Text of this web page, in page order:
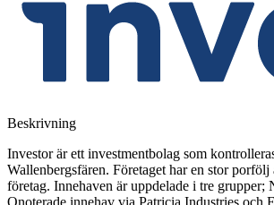
Beskrivning
Investor är ett investmentbolag som
Wallenbergsfären. Företaget har en stor porfölj
företag. Innehaven är uppdelade i tre grupper;